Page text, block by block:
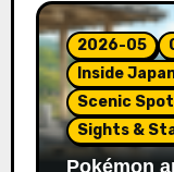
2026-05
Inside
Scenic Spot
Sights &
Pokémon